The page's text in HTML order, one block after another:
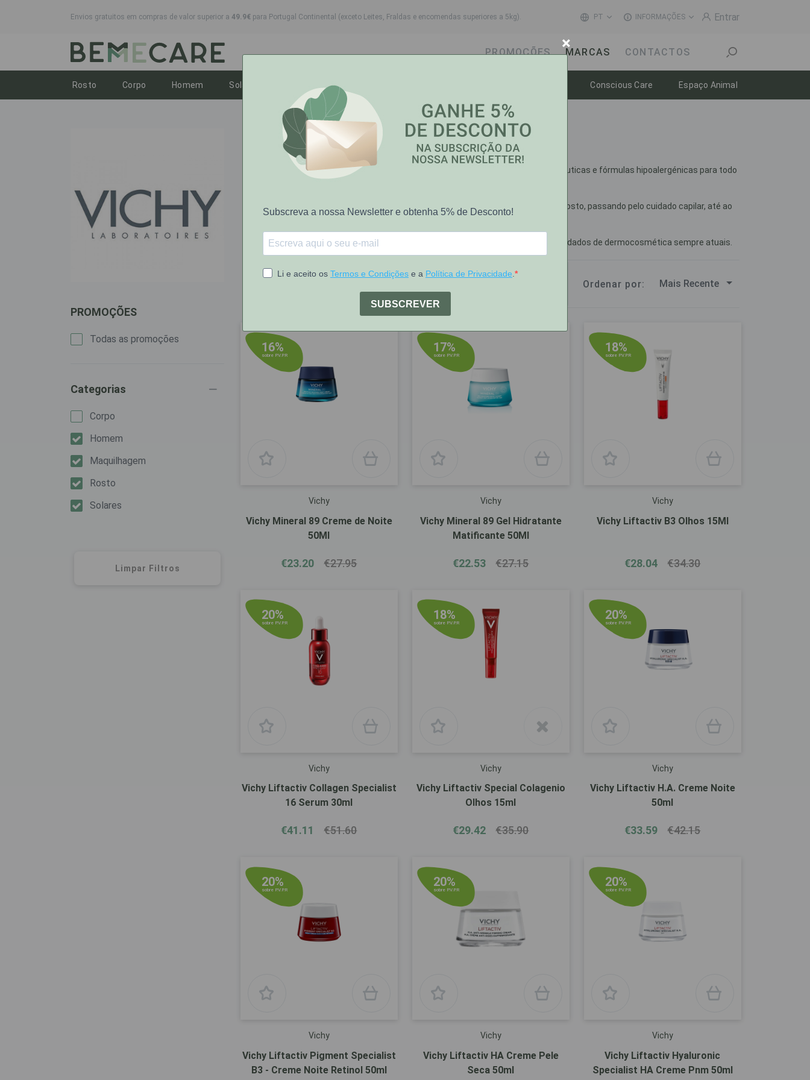
Envios gratuitos em compras de valor superior a 49.9€ para Portugal Continental (exceto Leites, Fraldas e encomendas superiores a 5kg). PT INFORMAÇÕES Entrar
PROMOÇÕES MARCAS CONTACTOS
Rosto Toggle dropdown
Corpo Toggle dropdown
Homem Toggle dropdown
Solares Toggle dropdownToggle dropdown
Higiene Oral Toggle dropdown
Conscious Care Toggle dropdown
Espaço Animal Toggle
PROMOÇÕES
Todas as promoções
Categorias
Corpo
Homem
Maquilhagem
Rosto
Solares
Limpar Filtros
VICHY
A água vulcânica Vichy é o ingrediente secreto da marca Vichy. Propriedades terapêuticas e fórmulas hipoalergénicas para todo
Com uma vasta gama de produtos para mulher e para homem, desde o cuidado de rosto, passando pelo cuidado capilar, até ao
A BeMeCare aconselha Vichy pelo seu compromisso de inovação e qualidade em cuidados de dermocosmética sempre atuais.
Ordenar por: Mais Recente
16%
sobre P.V.P.R
Vichy
Vichy Mineral 89 Creme de Noite
50Ml
€23.20 €27.95
17%
sobre P.V.P.R
Vichy
Vichy Mineral 89 Gel Hidratante
Matificante 50Ml
€22.53 €27.15
18%
sobre P.V.P.R
Vichy
Vichy Liftactiv B3 Olhos 15Ml
€28.04 €34.30
20%
sobre P.V.P.R
Vichy
Vichy Liftactiv Collagen Specialist
16 Serum 30ml
€41.11 €51.60
18%
sobre P.V.P.R
Vichy
Vichy Liftactiv Special Colagenio
Olhos 15ml
€29.42 €35.90
20%
sobre P.V.P.R
Vichy
Vichy Liftactiv H.A. Creme Noite
50ml
€33.59 €42.15
20%
sobre P.V.P.R
Vichy
Vichy Liftactiv Pigment Specialist
B3 - Creme Noite Retinol 50ml
20%
sobre P.V.P.R
Vichy
Vichy Liftactiv HA Creme Pele
Seca 50ml
20%
sobre P.V.P.R
Vichy
Vichy Liftactiv Hyaluronic
Specialist HA Creme Pnm 50ml
×